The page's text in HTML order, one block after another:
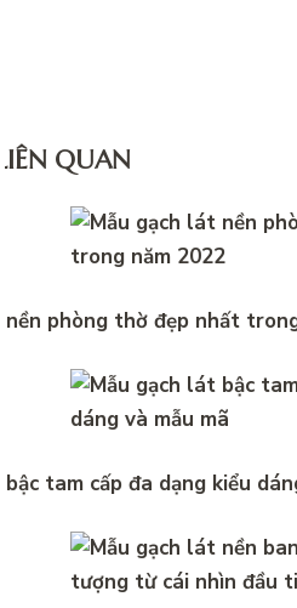
QUAN
phòng thờ đẹp nhất
tam cấp đa dạng kiểu